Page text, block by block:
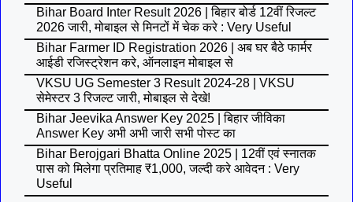
Bihar Board Inter Result 2026 | बिहार बोर्ड 12वीं रिजल्ट
2026 जारी, मोबाइल से मिनटों में चेक करे : Very Useful
Bihar Farmer ID Registration 2026 | अब घर बैठे फार्मर
आईडी रजिस्ट्रेशन करे, ऑनलाइन मोबाइल से
VKSU UG Semester 3 Result 2024-28 | VKSU
सेमेस्टर 3 रिजल्ट जारी, मोबाइल से देखे!
Bihar Jeevika Answer Key 2025 | बिहार जीविका
Answer Key अभी अभी जारी सभी पोस्ट का
Bihar Berojgari Bhatta Online 2025 | 12वीं एवं स्नातक
पास को मिलेगा प्रतिमाह ₹1,000, जल्दी करे आवेदन : Very
Useful